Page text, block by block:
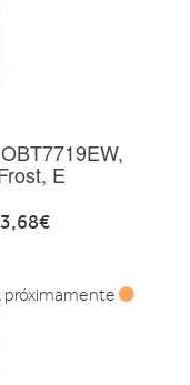
E
próximamente